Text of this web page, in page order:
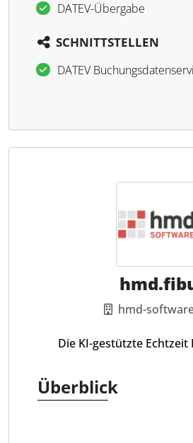
DATEV-Übergabe
SCHNITTSTELLEN
DATEV
hmd-
Die KI-gestützte
Überblick